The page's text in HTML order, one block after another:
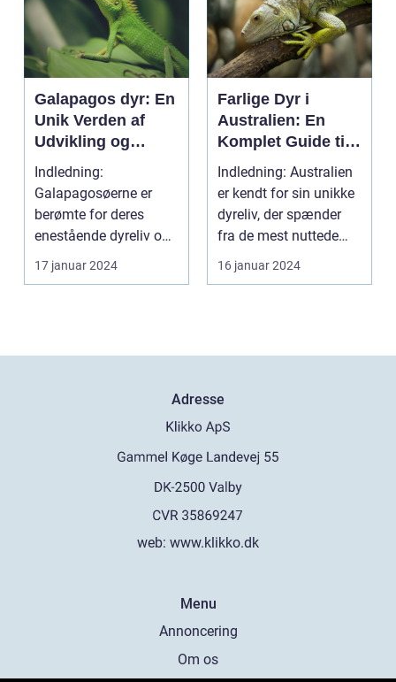
Galapagos dyr: En
Unik Verden af
Udvikling og
Mangfoldighed
Indledning:
Galapagosøerne er
berømte for deres
enestående dyreliv og
biologiske
mangfoldighed. Beli...
17 januar 2024
Farlige Dyr i
Australien: En
Komplet Guide til
Unikke og Farlige
Skabninger Down
Under
Indledning: Australien
er kendt for sin unikke
dyreliv, der spænder
fra de mest nuttede
kænguruer og...
16 januar 2024
Adresse
web: www.klikko.dk
Menu
Annoncering
Om os